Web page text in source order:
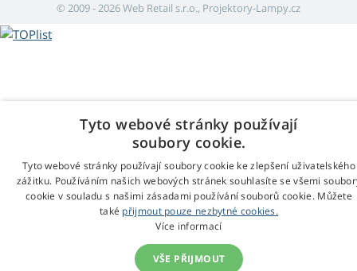
© 2009 - 2026 Web Retail s.r.o., Projektory-Lampy.cz
Tyto webové stránky používají
soubory cookie.
Tyto webové stránky používají soubory cookie ke zlepšení uživatelského
zážitku. Používáním našich webových stránek souhlasíte se všemi
cookie v souladu s našimi zásadami používání souborů cookie. Můžete
také přijmout pouze nezbytné cookies.
Více informací
VŠE PŘIJMOUT